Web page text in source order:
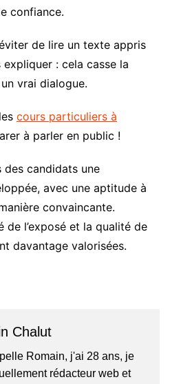
confiance.
de lire un texte appris
: cela casse la
vrai dialogue.
cours particuliers à
à parler en public !
des candidats une
avec une aptitude à
convaincante.
de l’exposé et la qualité de
davantage valorisées.
Chalut
Romain, j'ai 28 ans, je
rédacteur web et